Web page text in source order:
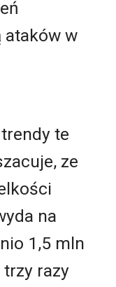
ataków w
te
ze
na
1,5 mln
trzy razy